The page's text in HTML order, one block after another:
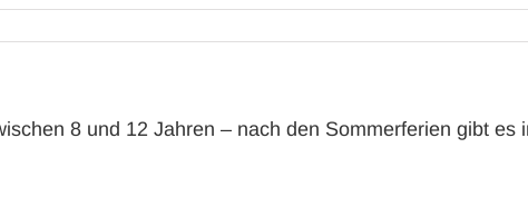
8 und 12 Jahren – nach den Sommerferien gibt